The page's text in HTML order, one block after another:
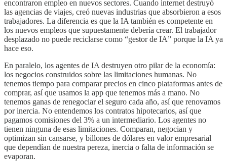
encontraron empleo en nuevos sectores. Cuando internet destruyó
las agencias de viajes, creó nuevas industrias que absorbieron a esos
trabajadores. La diferencia es que la IA también es competente en
los nuevos empleos que supuestamente debería crear. El trabajador
desplazado no puede reciclarse como “gestor de IA” porque la IA ya
hace eso.
En paralelo, los agentes de IA destruyen otro pilar de la economía:
los negocios construidos sobre las limitaciones humanas. No
tenemos tiempo para comparar precios en cinco plataformas antes de
comprar, así que usamos la app que tenemos más a mano. No
tenemos ganas de renegociar el seguro cada año, así que renovamos
por inercia. No entendemos los contratos hipotecarios, así que
pagamos comisiones del 3% a un intermediario. Los agentes no
tienen ninguna de esas limitaciones. Comparan, negocian y
optimizan sin cansarse, y billones de dólares en valor empresarial
que dependían de nuestra pereza, inercia o falta de información se
evaporan.